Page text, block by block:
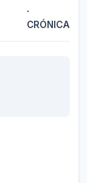
·
CRÓNICA